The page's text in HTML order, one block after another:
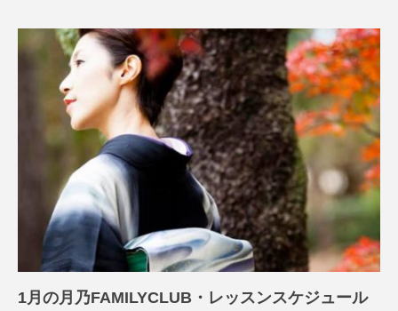
1月の月乃FAMILYCLUB・レッスンスケジュール